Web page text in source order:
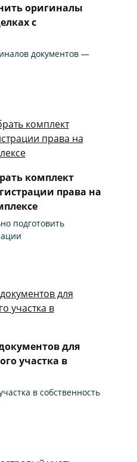
оригиналы
с
документов —
комплект
права на
подготовить
для
участка в
в собственность